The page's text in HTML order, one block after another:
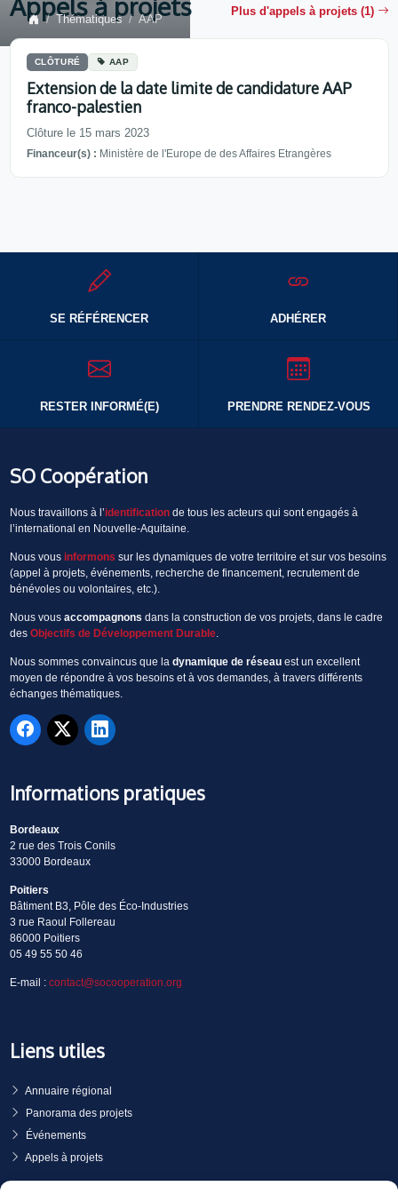
Thématiques AAP
Plus d'appels à projets (1)
CLÔTURÉ AAP
Extension de la date limite de candidature AAP
franco-palestien
Clôture le 15 mars 2023
Financeur(s) : Ministère de l'Europe de des Affaires Etrangères
SE RÉFÉRENCER ADHÉRER
RESTER INFORMÉ(E) PRENDRE RENDEZ-VOUS
SO Coopération
Nous travaillons à l’identificationde tous les acteurs qui sont engagés à
l’international en Nouvelle-Aquitaine.
Nous vous informons sur les dynamiques de votre territoire et sur vos besoins
(appel à projets, événements, recherche de financement, recrutement de
bénévoles ou volontaires, etc.).
Nous vous accompagnons dans la construction de vos projets, dans le cadre
des Objectifs de Développement Durable.
Nous sommes convaincus que la dynamique de réseauest un excellent
moyen de répondre à vos besoins et à vos demandes, à travers différents
échanges thématiques.
Informations pratiques
Bordeaux
2 rue des Trois Conils
33000 Bordeaux
Poitiers
Bâtiment B3, Pôle des Éco-Industries
3 rue Raoul Follereau
86000 Poitiers
05 49 55 50 46
E-mail : contact@socooperation.org
Liens utiles
Annuaire régional
Panorama des projets
Événements
Appels à projets